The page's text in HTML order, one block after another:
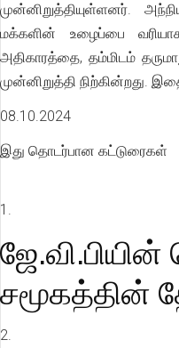
முன்னிறுத்தியுள்ளனர்.
மக்களின் உழைப்பை
அதிகாரத்தை, தம்மிடம்
முன்னிறுத்தி நிற்கின்றது.
08.10.2024
இது தொடர்பான கட்டுரைகள்
1.
ஜே.வி.பியின்
சமூகத்தின்
2.